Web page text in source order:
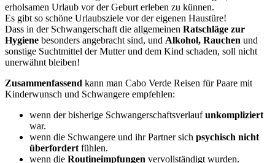
erholsamen Urlaub vor der Geburt erleben zu künnen.
Es gibt so schöne Urlaubsziele vor der eigenen Haustüre!
Dass in der Schwangerschaft die allgemeinen Ratschläge zur
Hygiene besonders angebracht sind, und Alkohol, Rauchen und
sonstige Suchtmittel der Mutter und dem Kind schaden, soll nicht
unerwähnt bleiben!
Zusammenfassend kann man Cabo Verde Reisen für Paare mit
Kinderwunsch und Schwangere empfehlen:
wenn der bisherige Schwangerschaftsverlaufunkompliziert
war.
wenn die Schwangere und ihr Partner sich psychisch nicht
überfordert fühlen.
wenn die Routineimpfungen vervollständigt wurden.